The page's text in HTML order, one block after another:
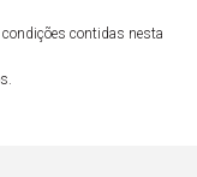
contidas nesta